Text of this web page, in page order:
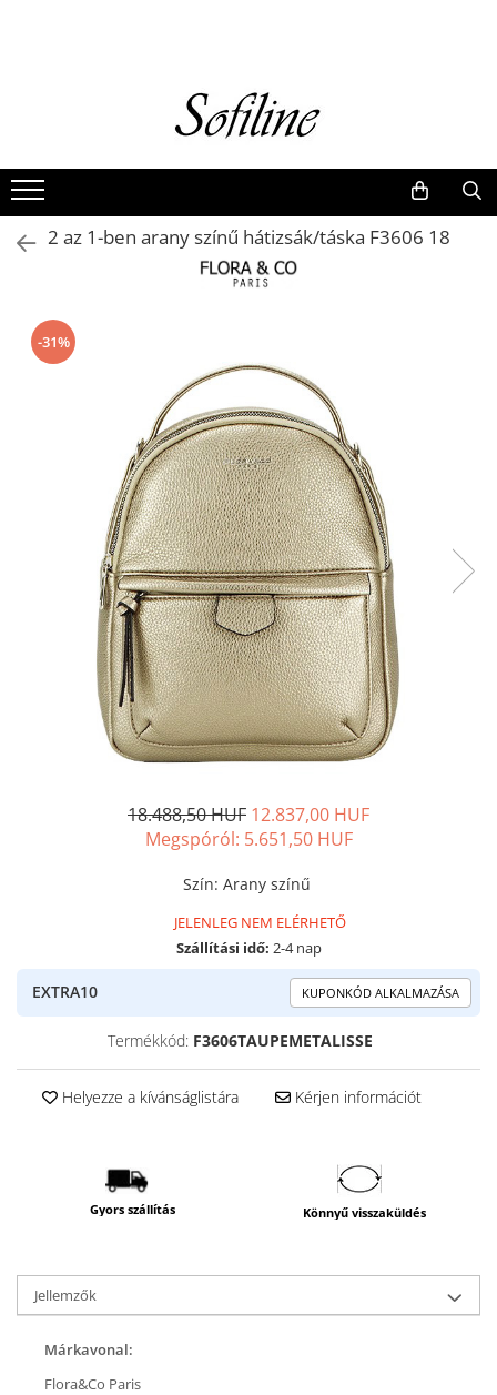
Valódi bőr
Hátizsákok
Elegáns kistáskák
2 az 1-ben arany színű hátizsák/táska F3606 18
-31%
18.488,50 HUF 12.837,00 HUF
Megspóról: 5.651,50 HUF
Szín: Arany színű
JELENLEG NEM ELÉRHETŐ
Szállítási idő: 2-4 nap
EXTRA10 KUPONKÓD ALKALMAZÁSA
Termékkód: F3606TAUPEMETALISSE
Helyezze a kívánságlistára Kérjen információt
Gyors szállítás Könnyű visszaküldés
Jellemzők
Márkavonal:
Flora&Co Paris